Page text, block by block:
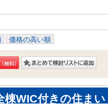
価格の高い順
WIC付きの住まい